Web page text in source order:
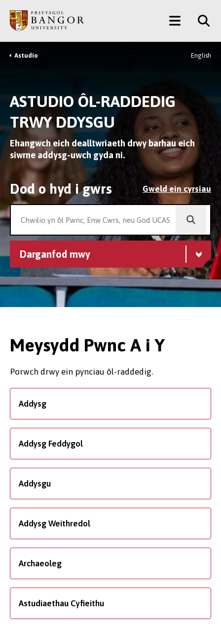
Prif
Gynnwys
Main
Menu
Breadcrumb
Astudio English
ASTUDIO ÔL-RADDEDIG
TRWY DDYSGU
Ehangwch eich dealltwriaeth drwy barhau eich
siwrne addysg-uwch gyda ni.
Dod o hyd i gwrs Gweld ein cyrsiau
Darganfod mwy
Meysydd Pwnc A i Y
Porwch drwy ein pynciau ôl-raddedig.
Addysg
Addysg Feddygol
Addysgu
Addysg Weithredol
Archaeoleg
Astudiaethau Cyfieithu